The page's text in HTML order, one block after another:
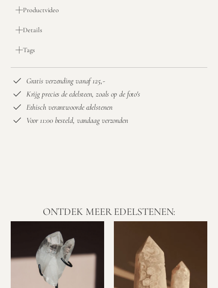
Productvideo
Details
Tags
Gratis verzending vanaf 125,-
Krijg precies de edelsteen, zoals op de foto's
Ethisch verantwoorde edelstenen
Voor 11:00 besteld, vandaag verzonden
ONTDEK MEER EDELSTENEN: